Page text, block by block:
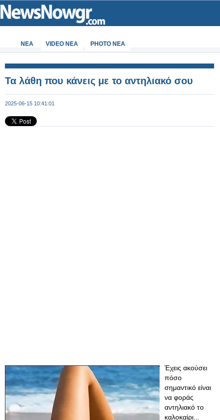
ΝΕΑ VIDEO NEA PHOTO NEA
Τα λάθη που κάνεις με το αντηλιακό σου
2025-06-15 10:41:01
Έχεις ακούσει
πόσο
σημαντικό είναι
να φοράς
αντηλιακό το
καλοκαίρι...